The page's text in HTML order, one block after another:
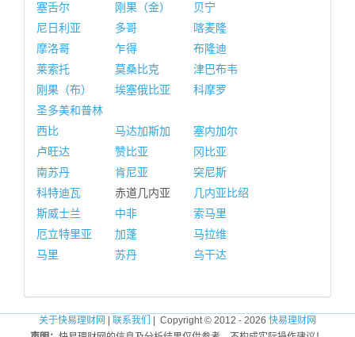
塞舌尔
刚果（金）
贝宁
尼日利亚
多哥
喀麦隆
摩洛哥
乍得
布隆迪
莱索托
莫桑比克
津巴布韦
刚果（布）
埃塞俄比亚
科摩罗
圣多美和普林
西比
马达加斯加
塞内加尔
卢旺达
赞比亚
冈比亚
南苏丹
肯尼亚
突尼斯
科特迪瓦
赤道几内亚
几内亚比绍
斯威士兰
中非
索马里
厄立特里亚
加蓬
马拉维
马里
苏丹 乌干达
关于快易理财网 联系我们 | Copyright © 2012 - 2026 快易理财网